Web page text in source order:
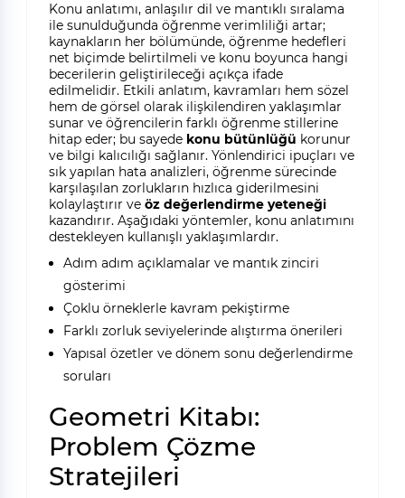
Konu anlatımı, anlaşılır dil ve mantıklı sıralama
ile sunulduğunda öğrenme verimliliği artar;
kaynakların her bölümünde, öğrenme hedefleri
net biçimde belirtilmeli ve konu boyunca hangi
becerilerin geliştirileceği açıkça ifade
edilmelidir. Etkili anlatım, kavramları hem sözel
hem de görsel olarak ilişkilendiren yaklaşımlar
sunar ve öğrencilerin farklı öğrenme stillerine
hitap eder; bu sayede konu bütünlüğü korunur
ve bilgi kalıcılığı sağlanır. Yönlendirici ipuçları ve
sık yapılan hata analizleri, öğrenme sürecinde
karşılaşılan zorlukların hızlıca giderilmesini
kolaylaştırır ve öz değerlendirme yeteneği
kazandırır. Aşağıdaki yöntemler, konu anlatımını
destekleyen kullanışlı yaklaşımlardır.
Adım adım açıklamalar ve mantık zinciri
gösterimi
Çoklu örneklerle kavram pekiştirme
Farklı zorluk seviyelerinde alıştırma önerileri
Yapısal özetler ve dönem sonu değerlendirme
soruları
Geometri Kitabı:
Problem Çözme
Stratejileri